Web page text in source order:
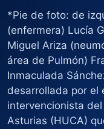
*Pie de foto: de
(enfermera) Lucía
Miguel Ariza
área de Pulmón)
Inmaculada
desarrollada por el
intervencionista
Asturias (HUCA)